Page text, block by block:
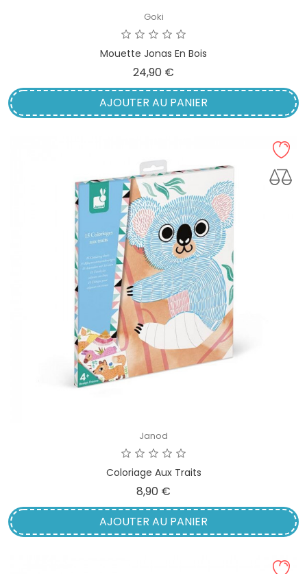
Goki
Mouette Jonas En Bois
24,90 €
AJOUTER AU PANIER
Janod
Coloriage Aux Traits
8,90 €
AJOUTER AU PANIER